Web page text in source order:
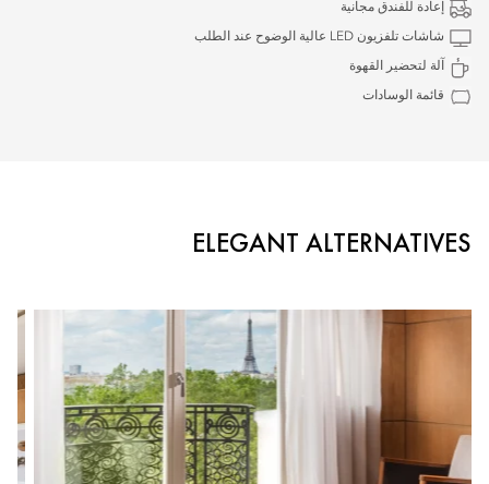
إعادة للفندق مجانية
شاشات تلفزيون LED عالية الوضوح عند الطلب
آلة لتحضير القهوة
قائمة الوسادات
ELEGANT ALTERNATIVES